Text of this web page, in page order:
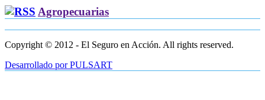
Agropecuarias
Copyright © 2012 - El Seguro en Acción. All rights reserved.
Desarrollado por PULSART